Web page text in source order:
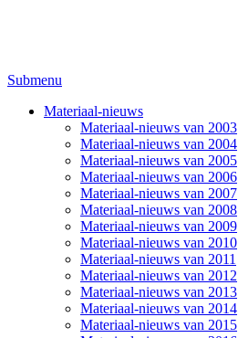
Submenu
Materiaal-nieuws
Materiaal-nieuws van 2003
Materiaal-nieuws van 2004
Materiaal-nieuws van 2005
Materiaal-nieuws van 2006
Materiaal-nieuws van 2007
Materiaal-nieuws van 2008
Materiaal-nieuws van 2009
Materiaal-nieuws van 2010
Materiaal-nieuws van 2011
Materiaal-nieuws van 2012
Materiaal-nieuws van 2013
Materiaal-nieuws van 2014
Materiaal-nieuws van 2015